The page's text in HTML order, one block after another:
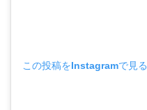
この投稿をInstagramで見る